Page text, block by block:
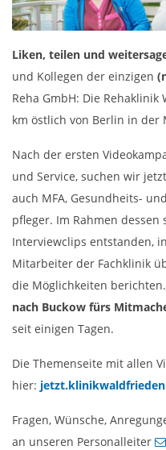
Liken, teilen und
und Kollegen der einzigen
Reha GmbH: Die
km östlich von Berlin in der
Nach der ersten
und Service, suchen wir
auch MFA, Gesundheits-
pfleger. Im Rahmen
Interviewclips entstanden,
Mitarbeiter der Fachklinik
die Möglichkeiten berichten.
nach Buckow fürs
seit einigen Tagen.
Die Themenseite mit allen
hier:
Fragen, Wünsche,
an unseren Personalleiter